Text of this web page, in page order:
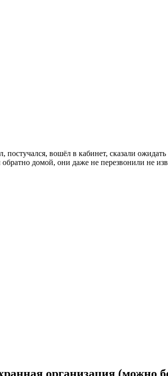
вошёл в кабинет, сказали
домой, они даже не перезвонили не
организация (можно